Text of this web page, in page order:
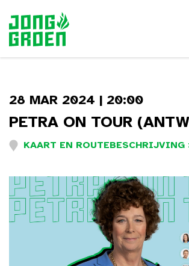
28 MAR 2024 | 20:00
PETRA ON TOUR
KAART EN ROUTEBESCHRIJVING